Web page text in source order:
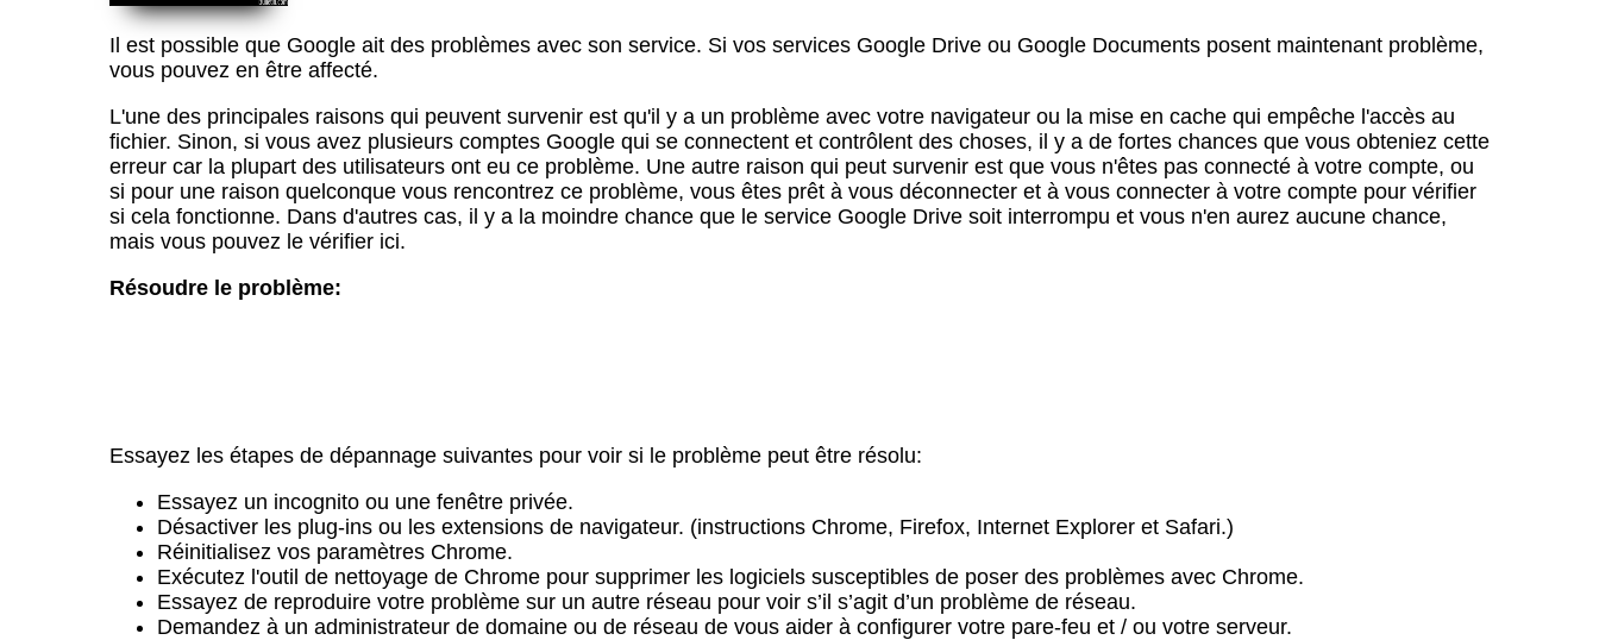
Il est possible que Google ait des problèmes avec son service. Si vos services Google Drive ou Google Documents posent maintenant problème,
vous pouvez en être affecté.
L'une des principales raisons qui peuvent survenir est qu'il y a un problème avec votre navigateur ou la mise en cache qui empêche l'accès au
fichier. Sinon, si vous avez plusieurs comptes Google qui se connectent et contrôlent des choses, il y a de fortes chances que vous obteniez cette
erreur car la plupart des utilisateurs ont eu ce problème. Une autre raison qui peut survenir est que vous n'êtes pas connecté à votre compte, ou
si pour une raison quelconque vous rencontrez ce problème, vous êtes prêt à vous déconnecter et à vous connecter à votre compte pour vérifier
si cela fonctionne. Dans d'autres cas, il y a la moindre chance que le service Google Drive soit interrompu et vous n'en aurez aucune chance,
mais vous pouvez le vérifier ici.
Résoudre le problème:
Essayez les étapes de dépannage suivantes pour voir si le problème peut être résolu:
Essayez un incognito ou une fenêtre privée.
Désactiver les plug-ins ou les extensions de navigateur. (instructions Chrome, Firefox, Internet Explorer et Safari.)
Réinitialisez vos paramètres Chrome.
Exécutez l'outil de nettoyage de Chrome pour supprimer les logiciels susceptibles de poser des problèmes avec Chrome.
Essayez de reproduire votre problème sur un autre réseau pour voir s’il s’agit d’un problème de réseau.
Demandez à un administrateur de domaine ou de réseau de vous aider à configurer votre pare-feu et / ou votre serveur.